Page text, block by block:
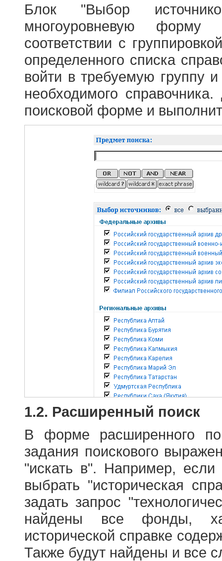
Блок "Выбор
многоуровневую форму
соответствии с
определенного списка
войти в требуемую группу и
необходимого
поисковой форме и
1.2. Расширенный поиск
В форме расширенного
задания поискового
"искать в". Например,
выбрать "историческая
задать запрос
найдены все фонды,
исторической справке
Также будут найдены и все